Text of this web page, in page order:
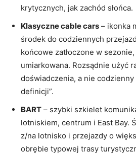
krytycznych, jak zachód słońca.
Klasyczne cable cars – ikonka
środek do codziennych
końcowe zatłoczone w
umiarkowana. Rozsądnie użyć
doświadczenia, a nie
definicji”.
BART – szybki szkielet
lotniskiem, centrum i East Bay.
z/na lotnisko i przejazdy o
obrębie typowej trasy